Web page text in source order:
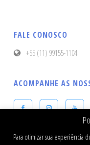
FALE CONOSCO
+55 (11) 99155-1104
ACOMPANHE AS
Para otimizar sua experiência